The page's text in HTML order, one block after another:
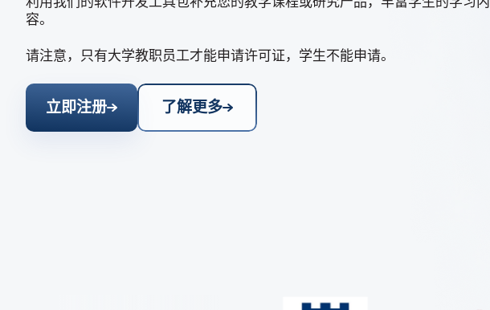
容。
请注意，只有大学教职员工才能申请许可证，学生不能申请。
立即注册 了解更多